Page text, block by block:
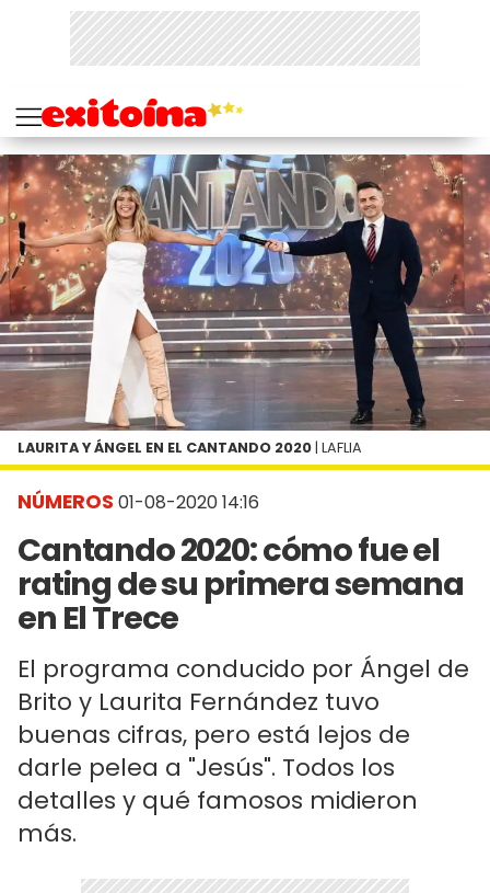
NÚMEROS 01-08-2020 14:16
Cantando 2020: cómo fue el
rating de su primera semana
en El Trece
El programa conducido por Ángel de
Brito y Laurita Fernández tuvo
buenas cifras, pero está lejos de
darle pelea a "Jesús". Todos los
detalles y qué famosos midieron
más.
LAURITA Y ÁNGEL EN EL CANTANDO 2020 | LAFLIA